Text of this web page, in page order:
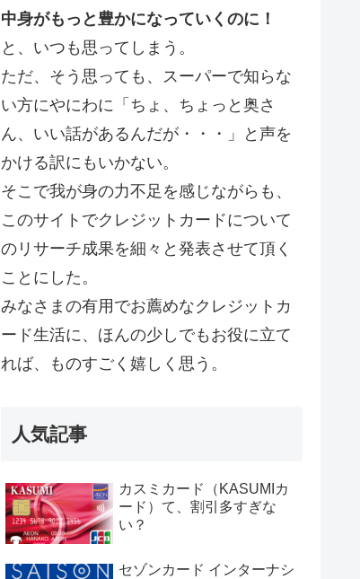
中身がもっと豊かになっていくのに！
と、いつも思ってしまう。
ただ、そう思っても、スーパーで知らな
い方にやにわに「ちょ、ちょっと奥さ
ん、いい話があるんだが・・・」と声を
かける訳にもいかない。
そこで我が身の力不足を感じながらも、
このサイトでクレジットカードについて
のリサーチ成果を細々と発表させて頂く
ことにした。
みなさまの有用でお薦めなクレジットカ
ード生活に、ほんの少しでもお役に立て
れば、ものすごく嬉しく思う。
人気記事
カスミカード（KASUMIカ
ード）て、割引多すぎな
い？
セゾンカード インターナシ